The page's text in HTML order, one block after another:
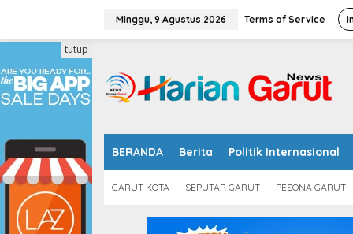
i
k
e
n
t
e
Minggu, 9 Agustus 2026 Terms of Service
BERANDA Berita Politik Internasional
GARUT KOTA SEPUTAR GARUT PESONA GARUT
tutup